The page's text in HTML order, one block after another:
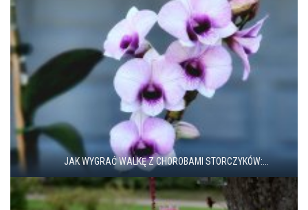
JAK WYGRAĆ WALKĘ Z CHOROBAMI STORCZYKÓW:...